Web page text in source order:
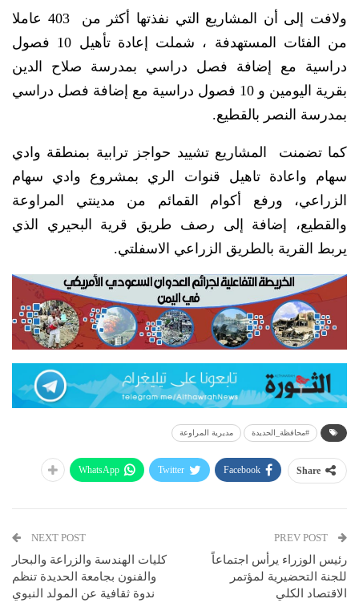
ولافت إلى أن المشاريع التي نفذتها أكثر من 403 عاملا
من الفئات المستهدفة ، شملت إعادة تأهيل 10 فصول
دراسية مع إضافة فصل دراسي بمدرسة صلاح الدين
بقرية اليومين و 10 فصول دراسية مع إضافة فصل دراسي
بمدرسة النصر بالقطيع.
كما تضمنت المشاريع تشييد حواجز ترابية بمنطقة وادي
سهام واعادة تاهيل قنوات الري بمشروع وادي سهام
الزراعي، ورفع أكوام القمائم من مدينتي المراوعة
والقطيع، إضافة إلى رصف طريق قرية البحيري الذي
يربط القرية بالطريق الزراعي الاسفلتي.
#محافظة_الحديدة مديرية المراوعة
Share
Facebook
Twitter
WhatsApp
رئيس الوزراء يرأس اجتماعاً
للجنة التحضيرية لمؤتمر
الاقتصاد الكلي
NEXT POST
كليات الهندسة والزراعة والبحار
والفنون بجامعة الحديدة تنظم
ندوة ثقافية عن المولد النبوي